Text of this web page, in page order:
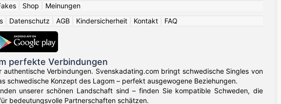
| Shop
Meinungen
Datenschutz AGB Kindersicherheit Kontakt FAQ
perfekte Verbindungen
Verbindungen. Svenskadating.com bringt schwedische Singles von
schwedische Konzept des Lagom – perfekt ausgewogene Beziehungen.
unserer schönen Landschaft sind – finden Sie kompatible Schweden, die
bedeutungsvolle Partnerschaften schätzen.